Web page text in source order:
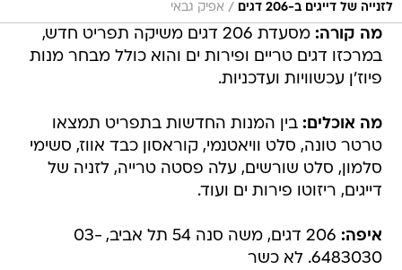
לזנייה של דייגים ב-206 דגים / אפיק גבאי
מה קורה:
מסעדת 206 דגים משיקה תפריט חדש,
במרכזו דגים טריים ופירות ים והוא כולל מבחר מנות
פיוז'ן עכשוויות ועדכניות.
מה אוכלים: בין המנות החדשות בתפריט תמצאו
טרטר טונה, סלט וויאטנמי, קוראסון כבד אווז, סשימי
סלמון, סלט שורשים, עלה פסטה טרייה, לזניה של
דייגים, ריזוטו פירות ים ועוד.
איפה:
206 דגים, משה סנה 54 תל אביב, 03-
6483030. לא כשר